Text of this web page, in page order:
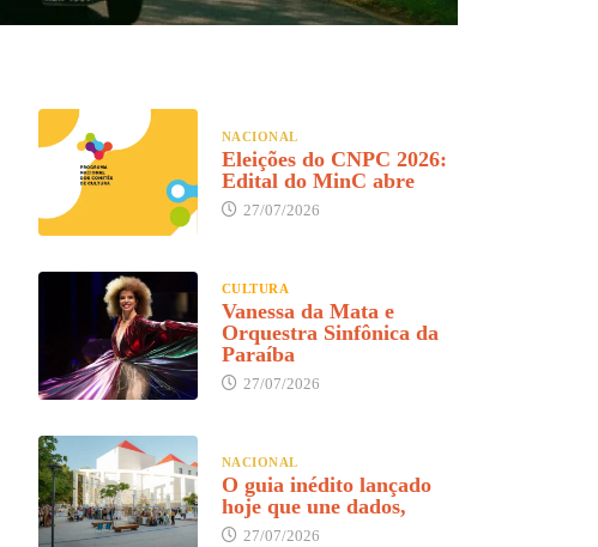
NACIONAL
Eleições do CNPC 2026:
Edital do MinC abre
27/07/2026
CULTURA
Vanessa da Mata e
Orquestra Sinfônica da
Paraíba
27/07/2026
NACIONAL
O guia inédito lançado
hoje que une dados,
27/07/2026